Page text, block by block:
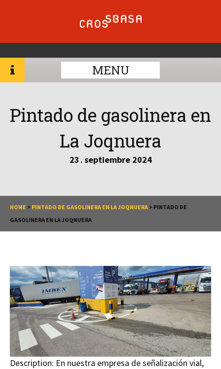
MENU
Pintado de gasolinera en
La Joqnuera
23 . septiembre 2024
HOME > PINTADO DE GASOLINERA EN LA JOQNUERA > PINTADO DE
GASOLINERA EN LA JOQNUERA
Description: En nuestra empresa de señalización vial,